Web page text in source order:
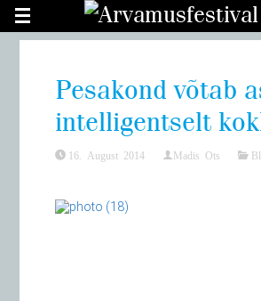
Asute arhiveeritud lehel.Mine värske
Pesakond võtab
intelligentselt
16. August 2014 Madis Ots